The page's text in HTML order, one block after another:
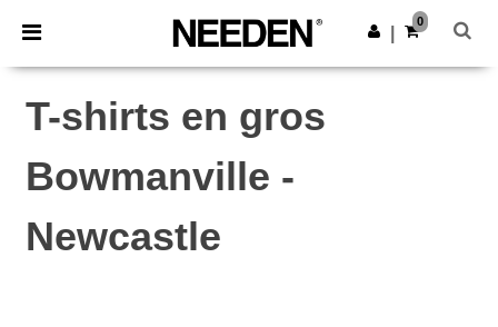
× Appli Needen
Meilleurs prix sur l’app !
Obtenir l'appli
0
T-shirts en gros
Bowmanville -
Newcastle